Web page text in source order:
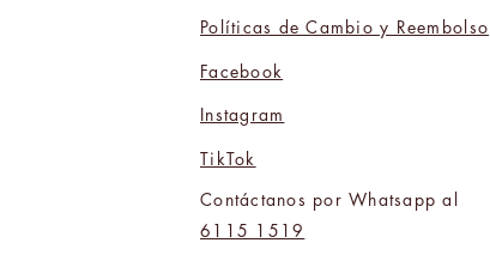
Políticas de Cambio y Reembolso
Facebook
Instagram
TikTok
Contáctanos por Whatsapp al
6115 1519